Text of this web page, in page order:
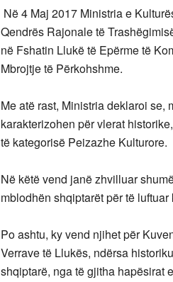
Në 4 Maj 2017 Ministria e
Qendrës Rajonale të
në Fshatin Llukë të Epërme të
Mbrojtje të Përkohshme.
Me atë rast, Ministria deklaroi se,
karakterizohen për vlerat
të kategorisë Peizazhe Kulturore.
Në këtë vend janë zhvilluar
mblodhën shqiptarët për të
Po ashtu, ky vend njihet për
Verrave të Llukës, ndërsa
shqiptarë, nga të gjitha hapësirat